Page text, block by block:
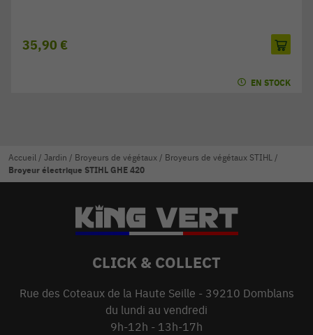
35,90 €
EN STOCK
Accueil / Jardin / Broyeurs de végétaux / Broyeurs de végétaux STIHL /
Broyeur électrique STIHL GHE 420
CLICK & COLLECT
Rue des Coteaux de la Haute Seille - 39210 Domblans
du lundi au vendredi
9h-12h - 13h-17h